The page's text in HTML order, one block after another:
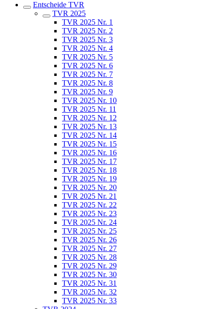
Entscheide TVR
TVR 2025
TVR 2025 Nr. 1
TVR 2025 Nr. 2
TVR 2025 Nr. 3
TVR 2025 Nr. 4
TVR 2025 Nr. 5
TVR 2025 Nr. 6
TVR 2025 Nr. 7
TVR 2025 Nr. 8
TVR 2025 Nr. 9
TVR 2025 Nr. 10
TVR 2025 Nr. 11
TVR 2025 Nr. 12
TVR 2025 Nr. 13
TVR 2025 Nr. 14
TVR 2025 Nr. 15
TVR 2025 Nr. 16
TVR 2025 Nr. 17
TVR 2025 Nr. 18
TVR 2025 Nr. 19
TVR 2025 Nr. 20
TVR 2025 Nr. 21
TVR 2025 Nr. 22
TVR 2025 Nr. 23
TVR 2025 Nr. 24
TVR 2025 Nr. 25
TVR 2025 Nr. 26
TVR 2025 Nr. 27
TVR 2025 Nr. 28
TVR 2025 Nr. 29
TVR 2025 Nr. 30
TVR 2025 Nr. 31
TVR 2025 Nr. 32
TVR 2025 Nr. 33